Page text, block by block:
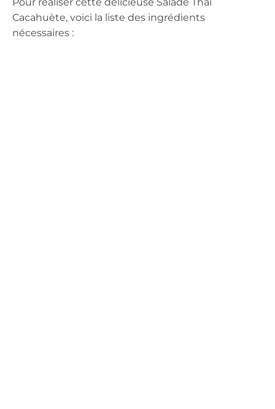
Cacahuète, voici la liste des ingrédients
nécessaires :